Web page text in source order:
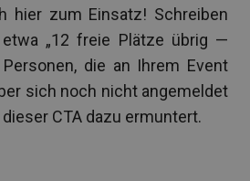
hier zum Einsatz! Schreiben
„12 freie Plätze übrig —
die an Ihrem Event
sich noch nicht angemeldet
CTA dazu ermuntert.